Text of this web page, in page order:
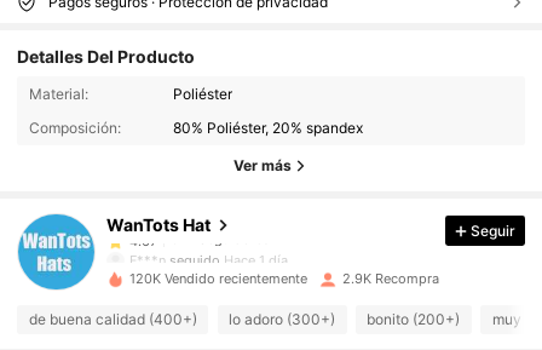
Detalles Del Producto
Material:
Poliéster
Composición:
80% Poliéster, 20% spandex
Ver más
WanTots Hat
627 Seguidores
627 Seguidores
4.67
627 Seguidores
F***n
seguido Hace 1 día
4.67
4.67
Seguir
120K Vendido recientemente 2.9K Recompra
de buena calidad (400+) lo adoro (300+) bonito (200+) muy